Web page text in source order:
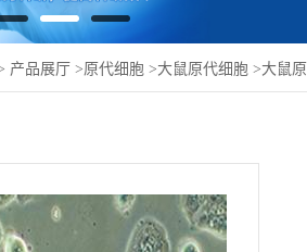
产品展厅 >原代细胞 >大鼠原代细胞 >大鼠原